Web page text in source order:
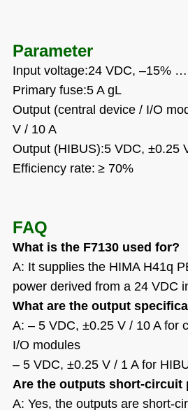
Parameter
Input voltage:24 VDC, –15% …
Primary fuse:5 A gL
Output (central device / I/O
V / 10 A
Output (HIBUS):5 VDC, ±0.25
Efficiency rate: ≥ 70%
FAQ
What is the F7130 used for?
A: It supplies the HIMA H41q
power derived from a 24 VDC
What are the output
A: – 5 VDC, ±0.25 V / 10 A for
I/O modules
– 5 VDC, ±0.25 V / 1 A for
Are the outputs short-circuit
A: Yes, the outputs are short-